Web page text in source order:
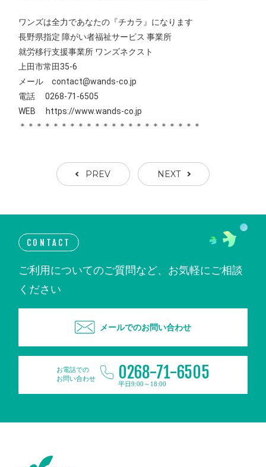
ワンズは全力であなたの『チカラ』になります
長野県指定 障がい者福祉サービス 事業所
就労移行支援事業所 ワンズネクスト
上田市常田35-6
メール contact@wands-co.jp
電話 0268-71-6505
WEB https://www.wands-co.jp
＊＊＊＊＊＊＊＊＊＊＊＊＊＊＊＊＊＊＊＊＊＊
PREV NEXT
CONTACT
ご利用についてのご質問など、お気軽にご相談
ください
メールでのお問い合わせ
お電話での
お問い合わせ
0268-71-6505
平日9:00～18:00